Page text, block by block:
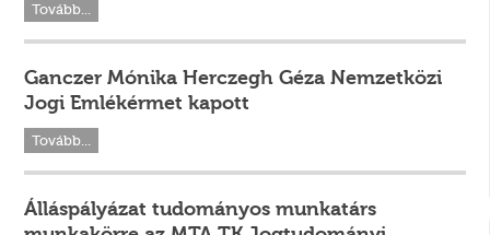
Tovább...
Ganczer Mónika Herczegh Géza Nemzetközi
Jogi Emlékérmet kapott
Tovább...
Álláspályázat tudományos munkatárs